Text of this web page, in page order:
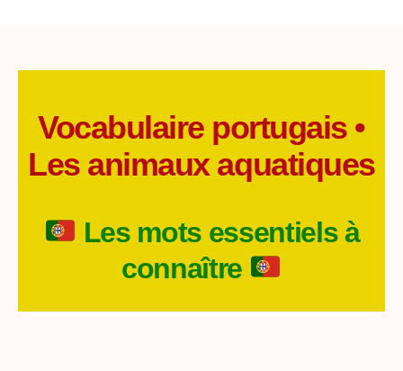
Vocabulaire portugais •
Les animaux aquatiques
Les mots essentiels à
connaître